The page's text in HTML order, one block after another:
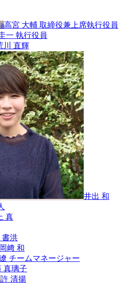
高宮 大輔 取締役兼上席執行役員
一 執行役員
川 直輝
井出 和
真
書洪
岡﨑 和
チームマネージャー
真璃子
許 清揚